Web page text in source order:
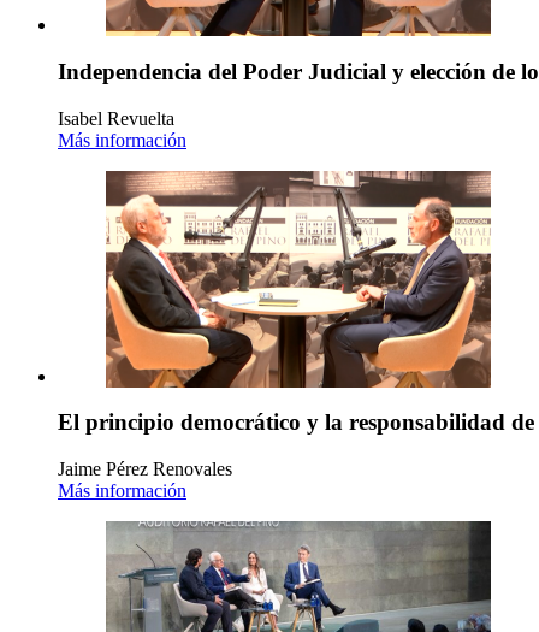
Independencia del Poder Judicial y elección de
Isabel Revuelta
Más información
El principio democrático y la responsabilidad
Jaime Pérez Renovales
Más información